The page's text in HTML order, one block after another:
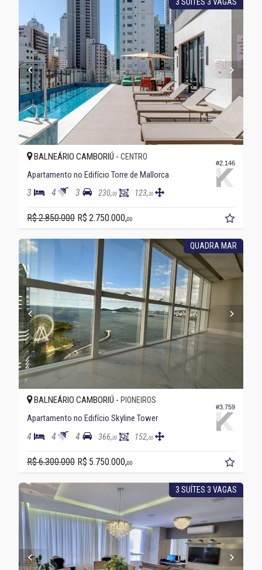
3 SUÍTES 3 VAGAS
#2.146
BALNEÁRIO CAMBORIÚ - CENTRO
Apartamento no Edifício Torre de Mallorca
3 4 3 230,00 123,00
R$ 2.850.000 R$ 2.750.000,00
QUADRA MAR
#3.759
BALNEÁRIO CAMBORIÚ - PIONEIROS
Apartamento no Edifício Skyline Tower
4 4 4 366,00 152,00
R$ 6.300.000 R$ 5.750.000,00
3 SUÍTES 3 VAGAS